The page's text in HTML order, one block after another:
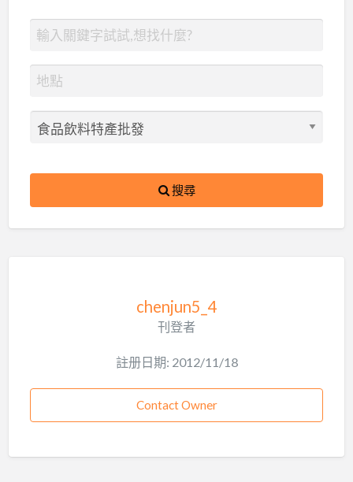
搜尋
chenjun5_4
刊登者
註册日期: 2012/11/18
Contact Owner